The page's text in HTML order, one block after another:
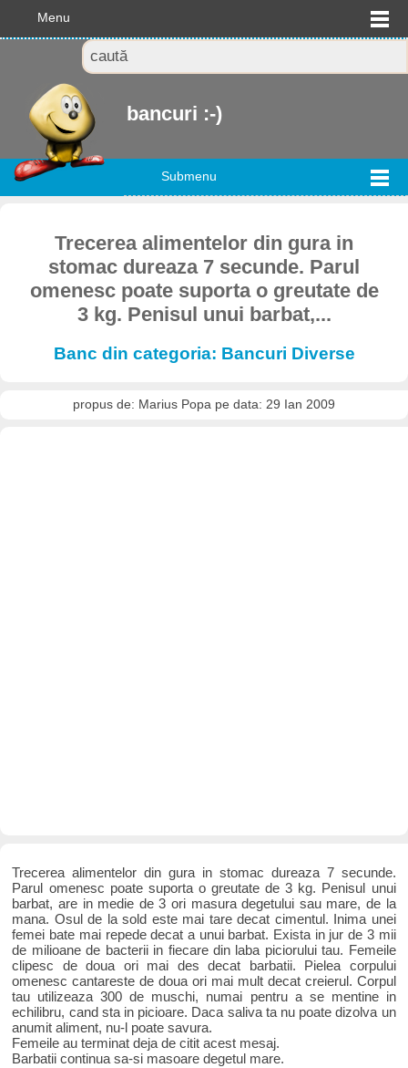
Menu
bancuri :-)
Submenu
Trecerea alimentelor din gura in
stomac dureaza 7 secunde. Parul
omenesc poate suporta o greutate de
3 kg. Penisul unui barbat,...
Banc din categoria: Bancuri Diverse
propus de: Marius Popa pe data: 29 Ian 2009
Trecerea alimentelor din gura in stomac dureaza 7 secunde.
Parul omenesc poate suporta o greutate de 3 kg. Penisul unui
barbat, are in medie de 3 ori masura degetului sau mare, de la
mana. Osul de la sold este mai tare decat cimentul. Inima unei
femei bate mai repede decat a unui barbat. Exista in jur de 3 mii
de milioane de bacterii in fiecare din laba piciorului tau. Femeile
clipesc de doua ori mai des decat barbatii. Pielea corpului
omenesc cantareste de doua ori mai mult decat creierul. Corpul
tau utilizeaza 300 de muschi, numai pentru a se mentine in
echilibru, cand sta in picioare. Daca saliva ta nu poate dizolva un
anumit aliment, nu-l poate savura.
Femeile au terminat deja de citit acest mesaj.
Barbatii continua sa-si masoare degetul mare.